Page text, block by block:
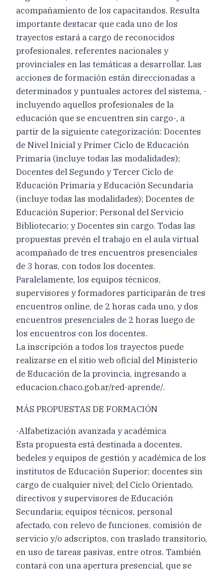
acompañamiento de los capacitandos. Resulta
importante destacar que cada uno de los
trayectos estará a cargo de reconocidos
profesionales, referentes nacionales y
provinciales en las temáticas a desarrollar. Las
acciones de formación están direccionadas a
determinados y puntuales actores del sistema, -
incluyendo aquellos profesionales de la
educación que se encuentren sin cargo-, a
partir de la siguiente categorización: Docentes
de Nivel Inicial y Primer Ciclo de Educación
Primaria (incluye todas las modalidades);
Docentes del Segundo y Tercer Ciclo de
Educación Primaria y Educación Secundaria
(incluye todas las modalidades); Docentes de
Educación Superior; Personal del Servicio
Bibliotecario; y Docentes sin cargo. Todas las
propuestas prevén el trabajo en el aula virtual
acompañado de tres encuentros presenciales
de 3 horas, con todos los docentes.
Paralelamente, los equipos técnicos,
supervisores y formadores participarán de tres
encuentros online, de 2 horas cada uno, y dos
encuentros presenciales de 2 horas luego de
los encuentros con los docentes.
La inscripción a todos los trayectos puede
realizarse en el sitio web oficial del Ministerio
de Educación de la provincia, ingresando a
educacion.chaco.gob.ar/red-aprende/.
MÁS PROPUESTAS DE FORMACIÓN
-Alfabetización avanzada y académica
Esta propuesta está destinada a docentes,
bedeles y equipos de gestión y académica de los
institutos de Educación Superior; docentes sin
cargo de cualquier nivel; del Ciclo Orientado,
directivos y supervisores de Educación
Secundaria; equipos técnicos, personal
afectado, con relevo de funciones, comisión de
servicio y/o adscriptos, con traslado transitorio,
en uso de tareas pasivas, entre otros. También
contará con una apertura presencial, que se